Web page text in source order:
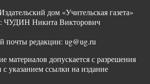
дом «Учительская газета»
ЧУДИН Никита Викторович
почты редакции: ug@ug.ru
материалов допускается с разрешения
с указанием ссылки на издание